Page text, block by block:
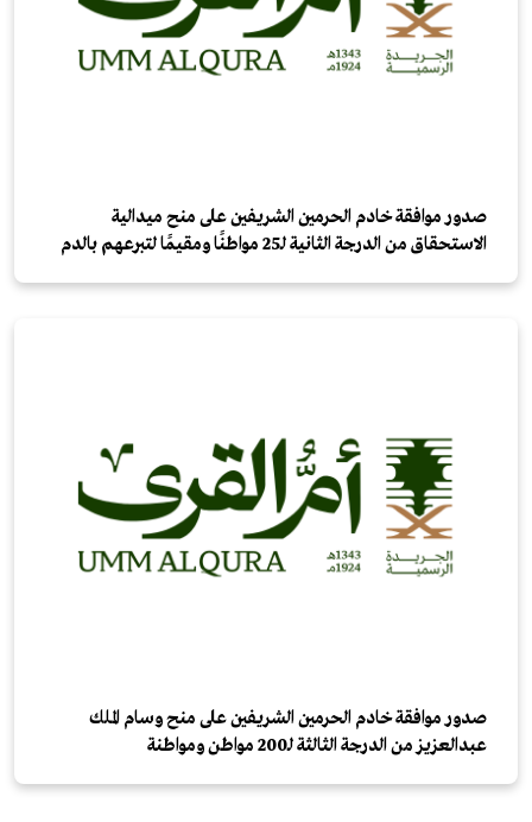
صدور موافقة خادم الحرمين الشريفين على منح ميدالية
الاستحقاق من الدرجة الثانية لـ25 مواطنًا ومقيمًا لتبرعهم بالدم
صدور موافقة خادم الحرمين الشريفين على منح وسام الملك
عبدالعزيز من الدرجة الثالثة لـ200 مواطن ومواطنة